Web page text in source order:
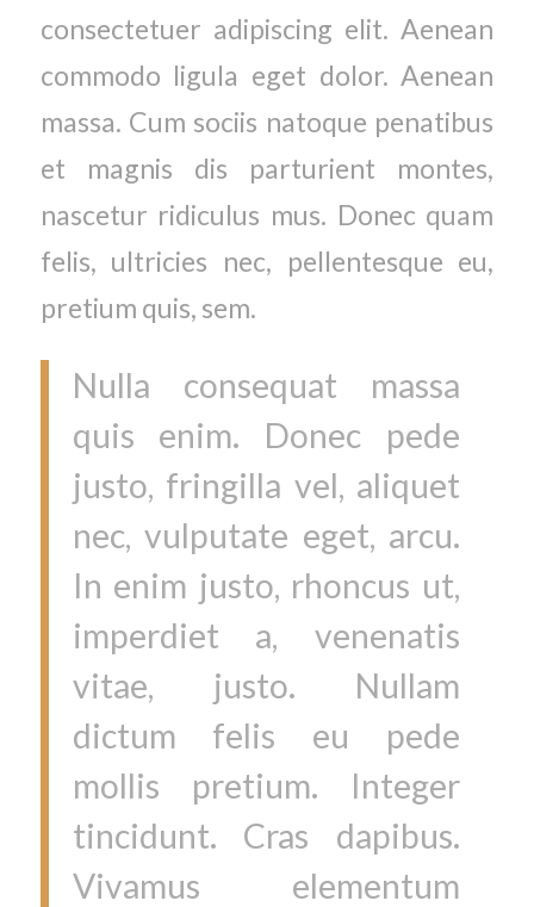
consectetuer adipiscing elit. Aenean
commodo ligula eget dolor. Aenean
massa. Cum sociis natoque penatibus
et magnis dis parturient montes,
nascetur ridiculus mus. Donec quam
felis, ultricies nec, pellentesque eu,
pretium quis, sem.
Nulla consequat massa
quis enim. Donec pede
justo, fringilla vel, aliquet
nec, vulputate eget, arcu.
In enim justo, rhoncus ut,
imperdiet a, venenatis
vitae, justo. Nullam
dictum felis eu pede
mollis pretium. Integer
tincidunt. Cras dapibus.
Vivamus elementum